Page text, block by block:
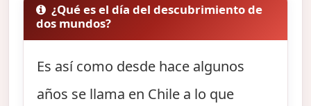
¿Qué es el día del descubrimiento de
dos mundos?
Es así como desde hace algunos
años se llama en Chile a lo que